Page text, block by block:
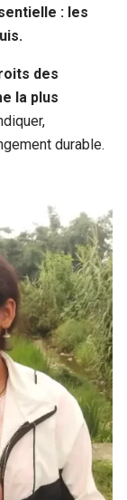
: les
des
la plus
durable.